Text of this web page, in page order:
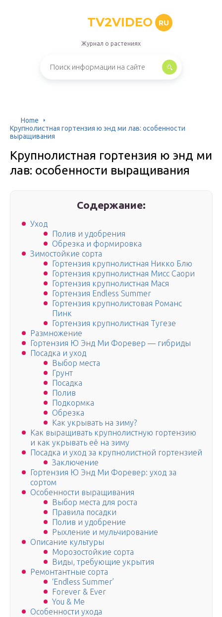
TV2VIDEO RU
Журнал о растениях
Home
Крупнолистная гортензия ю энд ми лав: особенности
выращивания
Крупнолистная гортензия ю энд ми
лав: особенности выращивания
Содержание:
Уход
Полив и удобрения
Обрезка и формировка
Зимостойкие сорта
Гортензия крупнолистная Никко Блю
Гортензия крупнолистная Мисс Саори
Гортензия крупнолистная Мася
Гортензия Endless Summer
Гортензия крупнолистовая Романс
Пинк
Гортензия крупнолистная Тугезе
Размножение
Гортензия Ю Энд Ми Форевер — гибриды
Посадка и уход
Выбор места
Грунт
Посадка
Полив
Подкормка
Обрезка
Как укрывать на зиму?
Как выращивать крупнолистную гортензию
и как укрывать её на зиму
Посадка и уход за крупнолистной гортензией
Заключение
Гортензия Ю Энд Ми Форевер: уход за
сортом
Особенности выращивания
Выбор места для роста
Правила посадки
Полив и удобрение
Рыхление и мульчирование
Описание культуры
Морозостойкие сорта
Виды, требующие укрытия
Ремонтантные сорта
‘Endless Summer’
Forever & Ever
You & Me
Особенности ухода